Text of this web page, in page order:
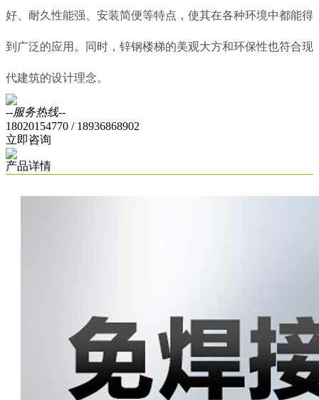
好、耐久性能强、安装简便等特点，使其在各种环境中都能得
到广泛的应用。同时，锌钢楼梯的美观大方和环保性也符合现
代建筑的设计理念。
--服务热线--
18020154770 / 18936868902
立即咨询
产品详情